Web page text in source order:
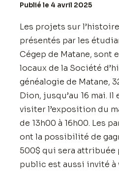
Publié le 4 avril 2025
Les projets sur
présentés par les
Cégep de Matane, sont
locaux de la Société
généalogie de Matane,
Dion, jusqu’au 16 mai.
visiter l’exposition du
de 13h00 à 16h00. Les
ont la possibilité de
500$ qui sera attribuée
public est aussi invité à